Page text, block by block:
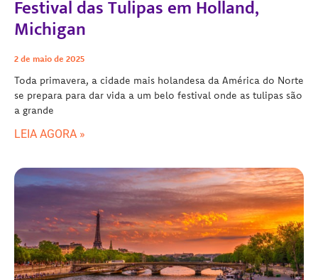
Festival das Tulipas em Holland,
Michigan
2 de maio de 2025
Toda primavera, a cidade mais holandesa da América do Norte
se prepara para dar vida a um belo festival onde as tulipas são
a grande
LEIA AGORA »